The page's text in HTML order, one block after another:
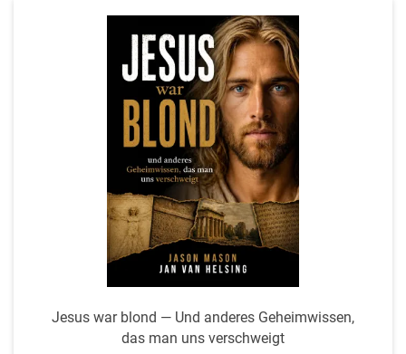
Jesus war blond — Und anderes Geheim­wissen,
das man uns verschweigt